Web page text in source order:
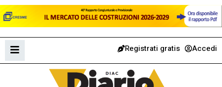
Registrati gratis Accedi